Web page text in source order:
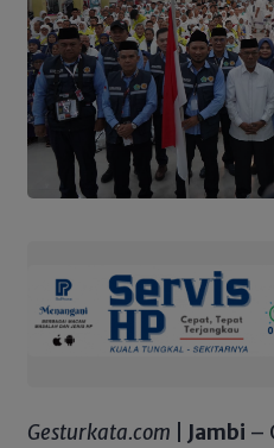
Gesturkata.com Jambi –